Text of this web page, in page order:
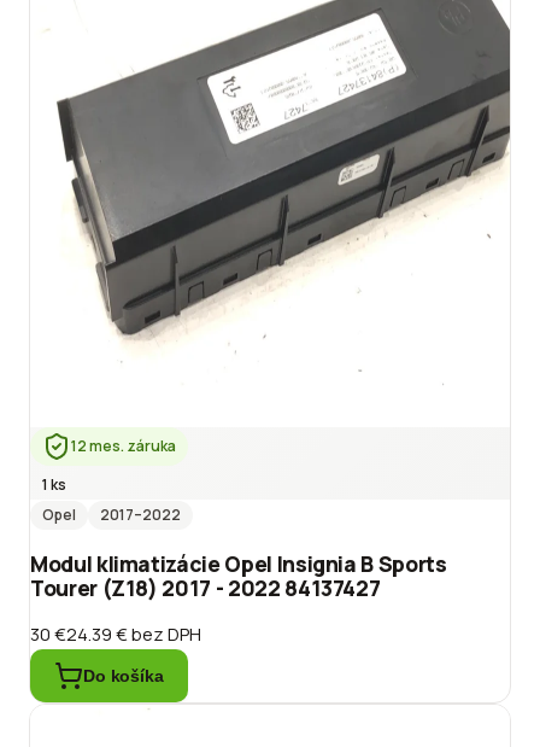
12 mes. záruka
1 ks
Opel
2017–2022
Modul klimatizácie Opel Insignia B Sports
Tourer (Z18) 2017 - 2022 84137427
30 €24.39 €bez DPH
Do košíka